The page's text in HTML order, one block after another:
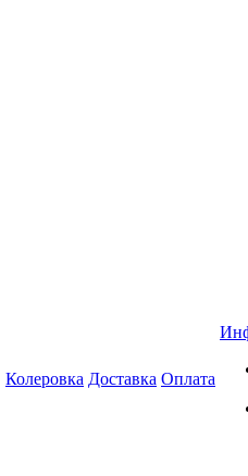
Колеровка Доставка Оплата